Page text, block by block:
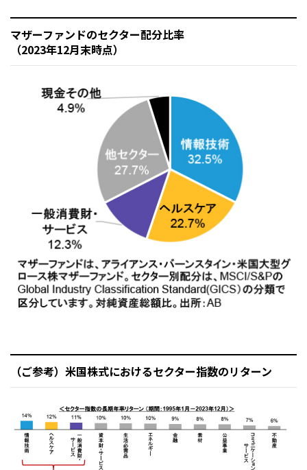
マザーファンドのセクター配分比率
（2023年12月末時点）
（ご参考）米国株式におけるセクター指数のリターン